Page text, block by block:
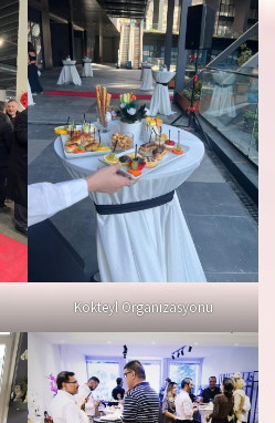
Kokteyl Organizasyonu